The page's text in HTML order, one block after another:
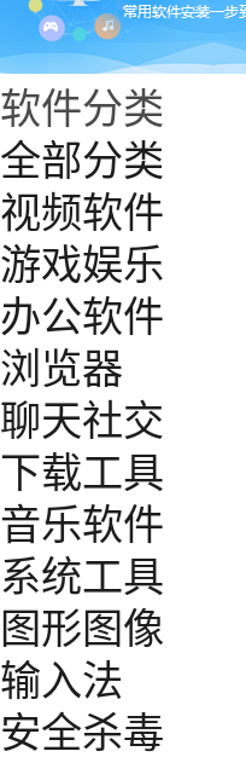
软件分类
全部分类
视频软件
游戏娱乐
办公软件
浏览器
聊天社交
下载工具
音乐软件
系统工具
图形图像
输入法
安全杀毒